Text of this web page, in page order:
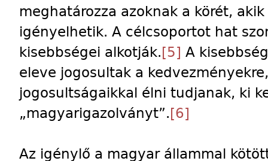
meghatározza azoknak a körét,
igényelhetik. A célcsoportot hat
kisebbségei alkotják.[5] A
eleve jogosultak a
jogosultságaikkal élni tudjanak, ki
„magyarigazolványt”.[6]
Az igénylő a magyar állammal